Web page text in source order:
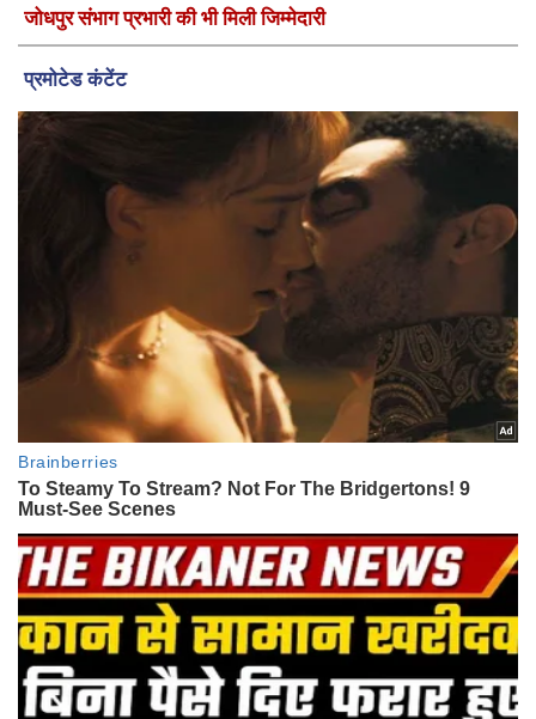
सामाजिक क्षेत्र में व्यापक अनुभव और राष्ट्रव्यापी जुड़ाव
सोहनलाल मेघवाल का सामाजिक संगठनों में काम करने का लंबा अनुभव रहा है।
इससे पहले भी वे कई महत्वपूर्ण पदों और बड़ी जिम्मेदारियों का सफलतापूर्वक निर्वहन
कर चुके हैं। बीकानेर संभाग स्तर पर पिछले वर्ष उनके द्वारा आयोजित कराया गया
विशाल कार्यक्रम आज भी क्षेत्र में चर्चा का विषय है, जिसे उन्होंने अपने उत्कृष्ट
उनकी सक्रियता केवल राजस्थान तक ही सीमित नहीं है, बल्कि देश भर के विभिन्न
सामाजिक संगठनों एवं कार्यकर्ताओं से उनका सीधा और मजबूत जुड़ाव है। समाज
हित में किए गए उनके इन्हीं अभूतपूर्व कार्यों और जनाधार को देखते हुए परिषद ने
उन्हें जोधपुर संभाग और प्रदेश स्तर की कमान सौंपी है।
उनकी इस नई नियुक्ति से कार्यकर्ताओं में भारी उत्साह है और उम्मीद जताई जा रही
है कि उनके नेतृत्व में जोधपुर संभाग सहित पूरे प्रदेश में परिषद के संगठन को एक
नई मजबूती और दिशा मिलेगी।
Also Read -सोहनलाल मेघवाल बने परिषद के प्रदेश सचिव, जोधपुर
संभाग प्रभारी की भी मिली जिम्मेदारी